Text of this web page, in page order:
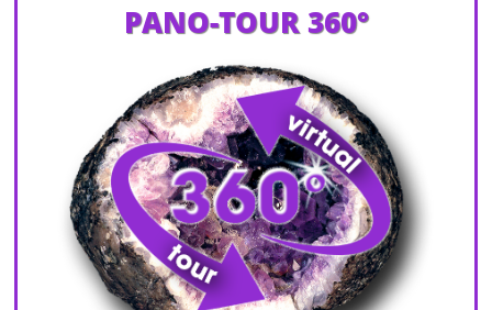
PANO-TOUR 360°